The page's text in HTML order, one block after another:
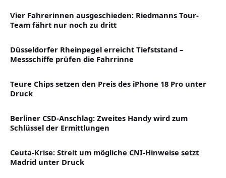
Vier Fahrerinnen ausgeschieden: Riedmanns Tour-
Team fährt nur noch zu dritt
Düsseldorfer Rheinpegel erreicht Tiefststand –
Messschiffe prüfen die Fahrrinne
Teure Chips setzen den Preis des iPhone 18 Pro unter
Druck
Berliner CSD-Anschlag: Zweites Handy wird zum
Schlüssel der Ermittlungen
Ceuta-Krise: Streit um mögliche CNI-Hinweise setzt
Madrid unter Druck